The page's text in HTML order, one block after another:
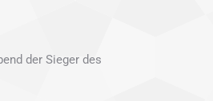
der Sieger des